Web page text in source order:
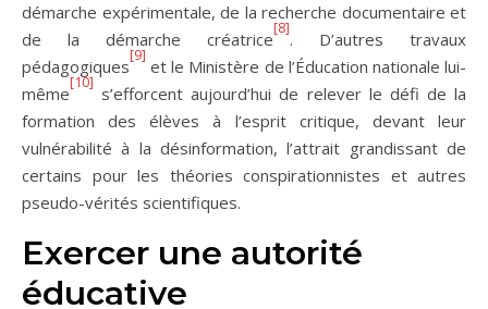
démarche expérimentale, de la recherche documentaire et
de la démarche créatrice
[8]
. D’autres travaux
pédagogiques
[9]
et le Ministère de l’Éducation nationale lui-
même
[10]
s’efforcent aujourd’hui de relever le défi de la
formation des élèves à l’esprit critique, devant leur
vulnérabilité à la désinformation, l’attrait grandissant de
certains pour les théories conspirationnistes et autres
pseudo-vérités scientifiques.
Exercer une autorité
éducative